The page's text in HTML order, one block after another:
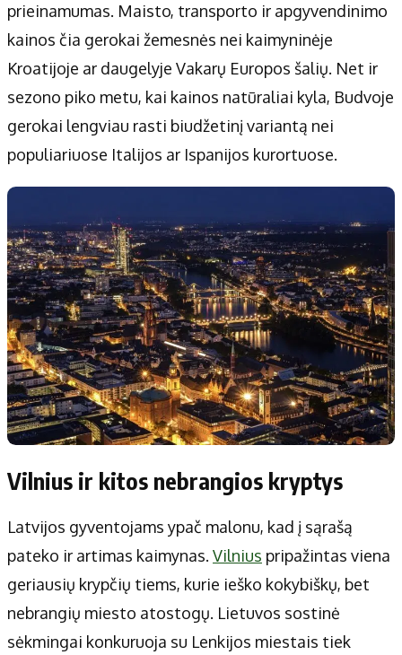
prieinamumas. Maisto, transporto ir apgyvendinimo
kainos čia gerokai žemesnės nei kaimyninėje
Kroatijoje ar daugelyje Vakarų Europos šalių. Net ir
sezono piko metu, kai kainos natūraliai kyla, Budvoje
gerokai lengviau rasti biudžetinį variantą nei
populiariuose Italijos ar Ispanijos kurortuose.
Vilnius ir kitos nebrangios kryptys
Latvijos gyventojams ypač malonu, kad į sąrašą
pateko ir artimas kaimynas. Vilnius pripažintas viena
geriausių krypčių tiems, kurie ieško kokybiškų, bet
nebrangių miesto atostogų. Lietuvos sostinė
sėkmingai konkuruoja su Lenkijos miestais tiek